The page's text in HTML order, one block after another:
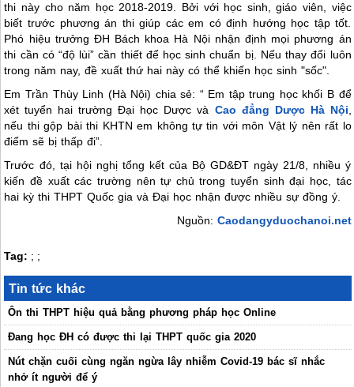
thi này cho năm học 2018-2019. Bởi với học sinh, giáo viên, việc
biết trước phương án thi giúp các em có định hướng học tập tốt.
Phó hiệu trưởng ĐH Bách khoa Hà Nội nhận định mọi phương án
thi cần có “độ lùi” cần thiết để học sinh chuẩn bị. Nếu thay đổi luôn
trong năm nay, đề xuất thứ hai này có thể khiến học sinh "sốc".
Em Trần Thùy Linh (Hà Nội) chia sẻ: “ Em tập trung học khối B để
xét tuyển hai trường Đại học Dược và Cao đẳng Dược Hà Nội,
nếu thi gộp bài thi KHTN em không tự tin với môn Vật lý nên rất lo
điểm sẽ bị thấp đi”.
Trước đó, tại hội nghị tổng kết của Bộ GD&ĐT ngày 21/8, nhiều ý
kiến đề xuất các trường nên tự chủ trong tuyển sinh đại học, tác
hai kỳ thi THPT Quốc gia và Đại học nhận được nhiều sự đồng ý.
Nguồn: Caodangyduochanoi.net
Tag: ; ;
Tin tức khác
Ôn thi THPT hiệu quả bằng phương pháp học Online
Đang học ĐH có được thi lại THPT quốc gia 2020
Nút chặn cuối cùng ngăn ngừa lây nhiễm Covid-19 bác sĩ nhắc
nhở ít người để ý